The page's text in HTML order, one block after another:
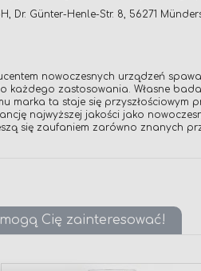
Dr. Günter-Henle-Str. 8, 56271
nowoczesnych urządzeń
każdego zastosowania. Własne
ta staje się przyszłościowym
najwyższej jakości jako
się zaufaniem zarówno znanych
Cię zainteresować!